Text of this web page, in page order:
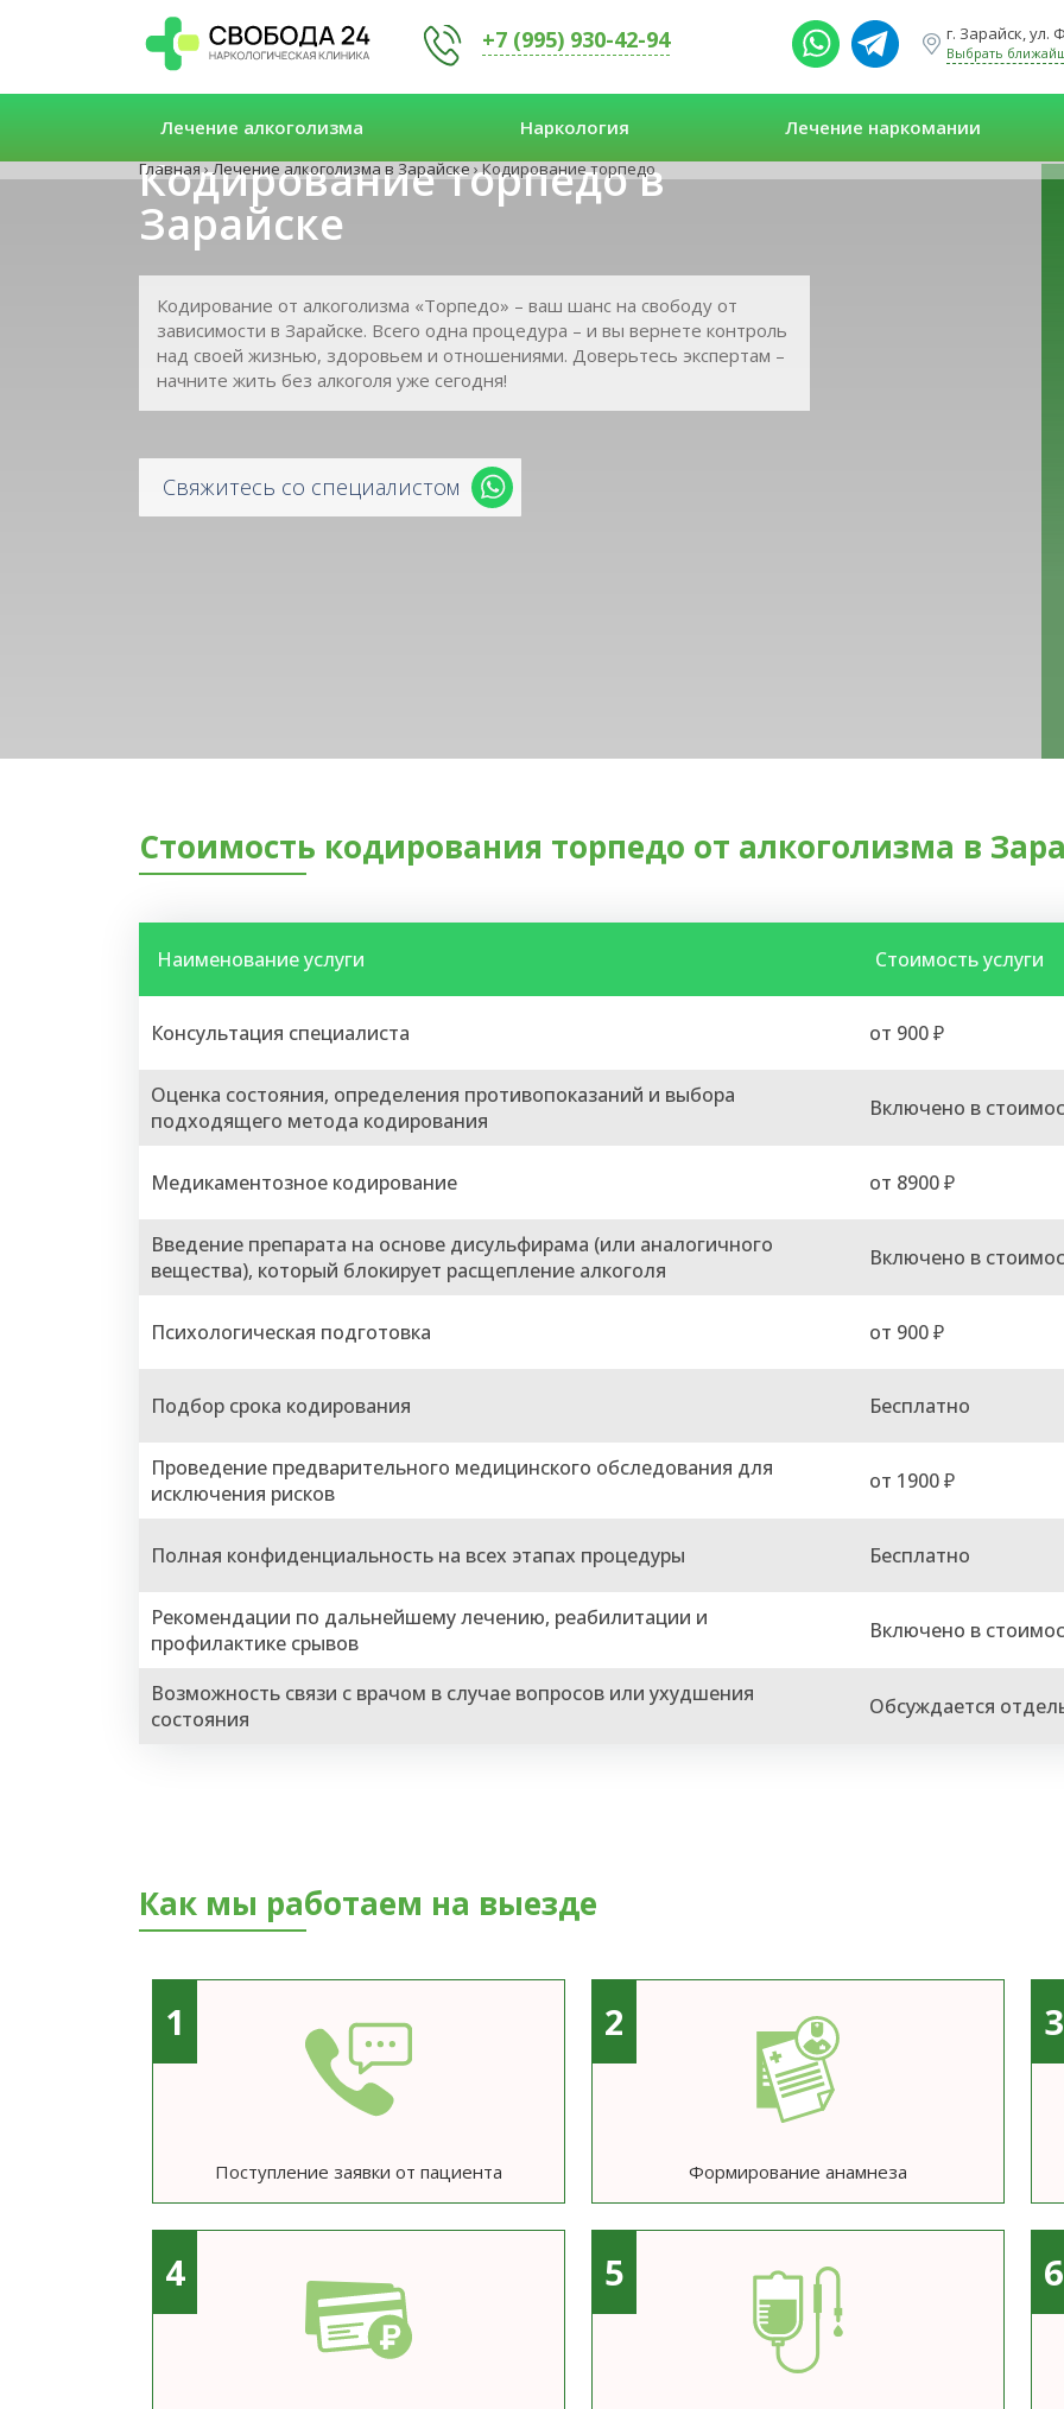
+7 (995) 930-42-94 г. Зарайск, ул.
Выбрать
Лечение алкоголизма Наркология Лечение наркомании
Главная ›Лечение алкоголизма в Зарайске ›Кодирование торпедо
Кодирование торпедо в
Зарайске
Кодирование от алкоголизма «Торпедо» – ваш шанс на свободу от
зависимости в Зарайске. Всего одна процедура – и вы вернете контроль
над своей жизнью, здоровьем и отношениями. Доверьтесь экспертам –
начните жить без алкоголя уже сегодня!
Свяжитесь со специалистом
Стоимость кодирования торпедо от алкоголизма в
Наименование услуги Стоимость услуги
Консультация специалиста от 900 ₽
Оценка состояния, определения противопоказаний и выбора
подходящего метода кодирования
Включено в
Медикаментозное кодирование от 8900 ₽
Введение препарата на основе дисульфирама (или аналогичного
вещества), который блокирует расщепление алкоголя
Включено в
Психологическая подготовка от 900 ₽
Подбор срока кодирования Бесплатно
Проведение предварительного медицинского обследования для
исключения рисков
от 1900 ₽
Полная конфиденциальность на всех этапах процедуры Бесплатно
Рекомендации по дальнейшему лечению, реабилитации и
профилактике срывов
Включено в
Возможность связи с врачом в случае вопросов или ухудшения
состояния
Обсуждается
Как мы работаем на выезде
1
Поступление заявки от пациента
2
Формирование анамнеза
3
4 5 6